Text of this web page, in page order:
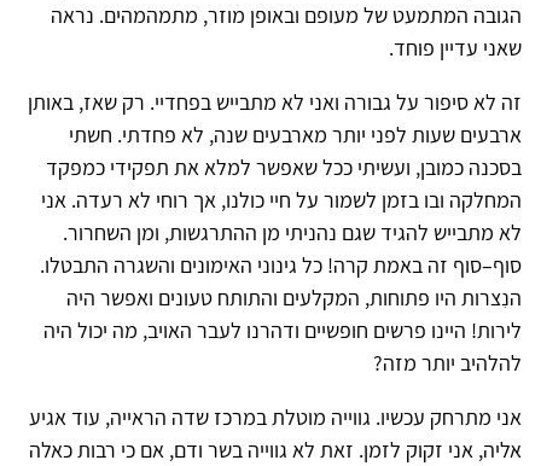
הגובה המתמעט של מעופם ובאופן מוזר, מתמהמהים. נראה
שאני עדיין פוחד.
זה לא סיפור על גבורה ואני לא מתבייש בפחדיי. רק שאז, באותן
ארבעים שעות לפני יותר מארבעים שנה, לא פחדתי. חשתי
בסכנה כמובן, ועשיתי ככל שאפשר למלא את תפקידי כמפקד
המחלקה ובו בזמן לשמור על חיי כולנו, אך רוחי לא רעדה. אני
לא מתבייש להגיד שגם נהניתי מן ההתרגשות, ומן השחרור.
סוף–סוף זה באמת קרה! כל גינוני האימונים והשגרה התבטלו.
הנִצרות היו פתוחות, המקלעים והתותח טעונים ואפשר היה
לירות! היינו פרשים חופשיים ודהרנו לעבר האויב, מה יכול היה
להלהיב יותר מזה?
אני מתרחק עכשיו. גווייה מוטלת במרכז שדה הראייה, עוד אגיע
אליה, אני זקוק לזמן. זאת לא גווייה בשר ודם, אם כי רבות כאלה